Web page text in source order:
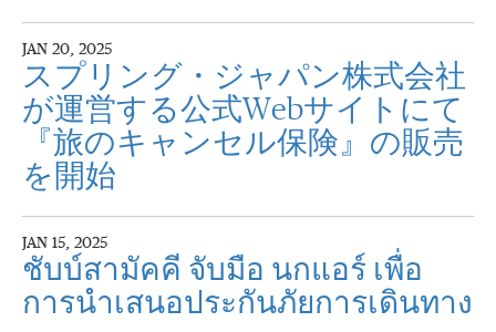
JAN 20, 2025
スプリング・ジャパン株式会社
が運営する公式Webサイトにて
『旅のキャンセル保険』の販売
を開始
JAN 15, 2025
ชับบ์สามัคคี จับมือ นกแอร์ เพื่อ
การนำเสนอประกันภัยการเดินทาง